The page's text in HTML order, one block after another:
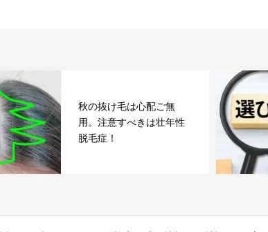
秋の抜け毛は心配ご無
用。注意すべきは壮年性
脱毛症！